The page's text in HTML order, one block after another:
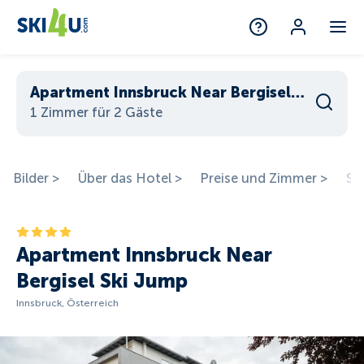
Apartment Innsbruck Near Bergisel Ski Jump
1 Zimmer für 2 Gäste
Bilder > Über das Hotel > Preise und Zimmer >
Apartment Innsbruck Near
Bergisel Ski Jump
Innsbruck, Österreich